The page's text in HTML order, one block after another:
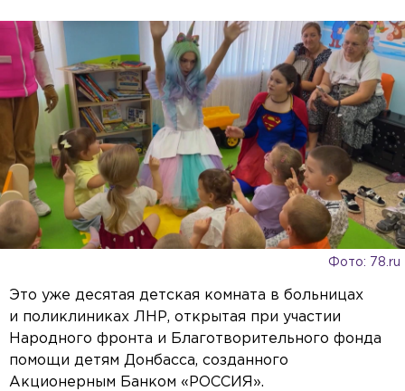
Фото: 78.ru
Это уже десятая детская комната в больницах
и поликлиниках ЛНР, открытая при участии
Народного фронта и Благотворительного фонда
помощи детям Донбасса, созданного
Акционерным Банком «РОССИЯ».